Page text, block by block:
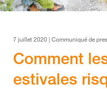
7 juillet 2020 | Communiqué de
Comment
estivales